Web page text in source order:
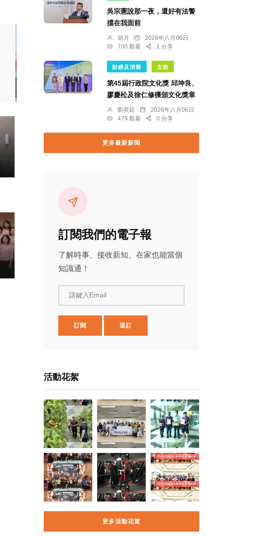
吳宗憲說那一夜，還好有法警
擋在我面前
胡月
2026年八月06日
700 觀看
1 分享
財經及消費 文教
第45屆行政院文化獎 邱坤良、
廖慶松及徐仁修獲頒文化獎章
劉奕廷
2026年八月06日
479 觀看
0 分享
更多最新新聞
訂閱我們的電子報
了解時事、接收新知、在家也能當個
知識通！
請鍵入Email
訂閱 退訂
活動花絮
更多活動花絮